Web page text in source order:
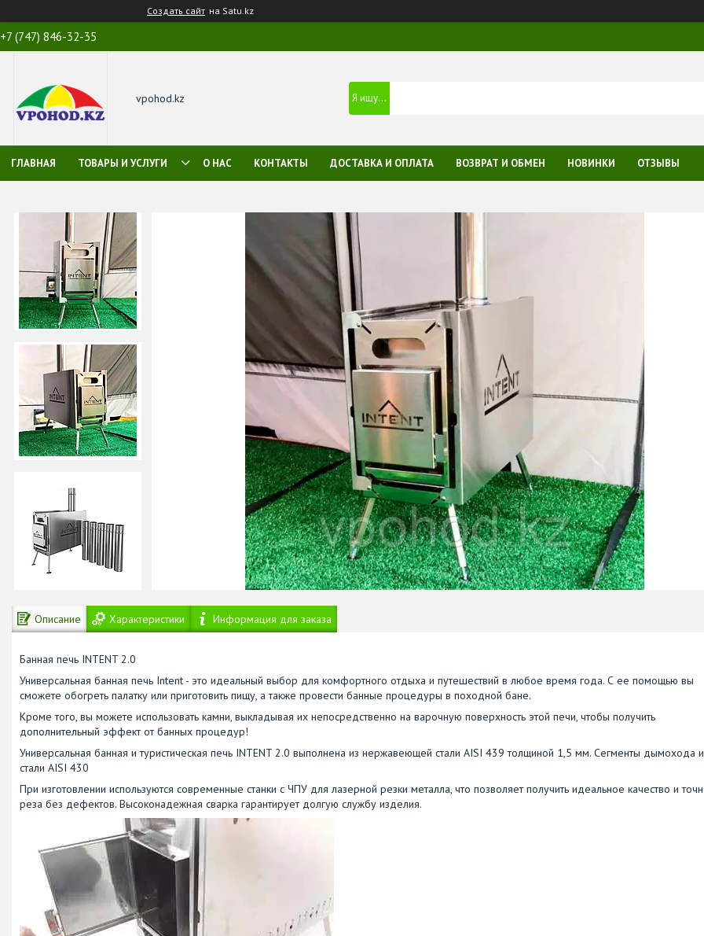
Создать сайт на Satu.kz
+7 (747) 846-32-35
vpohod.kz
ГЛАВНАЯ ТОВАРЫ И УСЛУГИ О НАС КОНТАКТЫ ДОСТАВКА И ОПЛАТА ВОЗВРАТ И ОБМЕН НОВИНКИ ОТЗЫВЫ
Описание Характеристики Информация для заказа
Банная печь INTENT 2.0
Универсальная банная печь Intent - это идеальный выбор для комфортного отдыха и путешествий в любое время года. С ее помощью вы
сможете обогреть палатку или приготовить пищу, а также провести банные процедуры в походной бане.
Кроме того, вы можете использовать камни, выкладывая их непосредственно на варочную поверхность этой печи, чтобы получить
дополнительный эффект от банных процедур!
Универсальная банная и туристическая печь INTENT 2.0 выполнена из нержавеющей стали AISI 439 толщиной 1,5 мм. Сегменты дымохода
стали AISI 430
При изготовлении используются современные станки с ЧПУ для лазерной резки металла, что позволяет получить идеальное качество и
реза без дефектов. Высоконадежная сварка гарантирует долгую службу изделия.